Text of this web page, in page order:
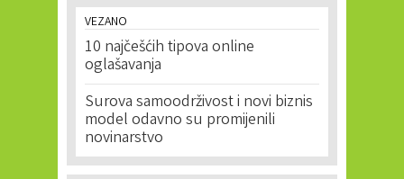
VEZANO
10 najčešćih tipova online
oglašavanja
Surova samoodrživost i novi biznis
model odavno su promijenili
novinarstvo